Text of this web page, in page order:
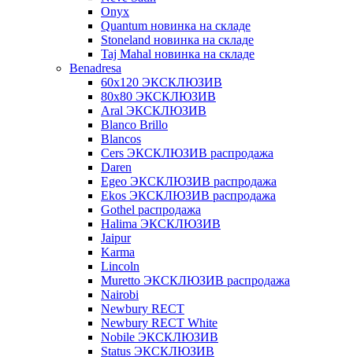
Onyx
Quantum новинка на складе
Stoneland новинка на складе
Taj Mahal новинка на складе
Benadresa
60х120 ЭКСКЛЮЗИВ
80х80 ЭКСКЛЮЗИВ
Aral ЭКСКЛЮЗИВ
Blanco Brillo
Blancos
Cers ЭКСКЛЮЗИВ распродажа
Daren
Egeo ЭКСКЛЮЗИВ распродажа
Ekos ЭКСКЛЮЗИВ распродажа
Gothel распродажа
Halima ЭКСКЛЮЗИВ
Jaipur
Karma
Lincoln
Muretto ЭКСКЛЮЗИВ распродажа
Nairobi
Newbury RECT
Newbury RECT White
Nobile ЭКСКЛЮЗИВ
Status ЭКСКЛЮЗИВ